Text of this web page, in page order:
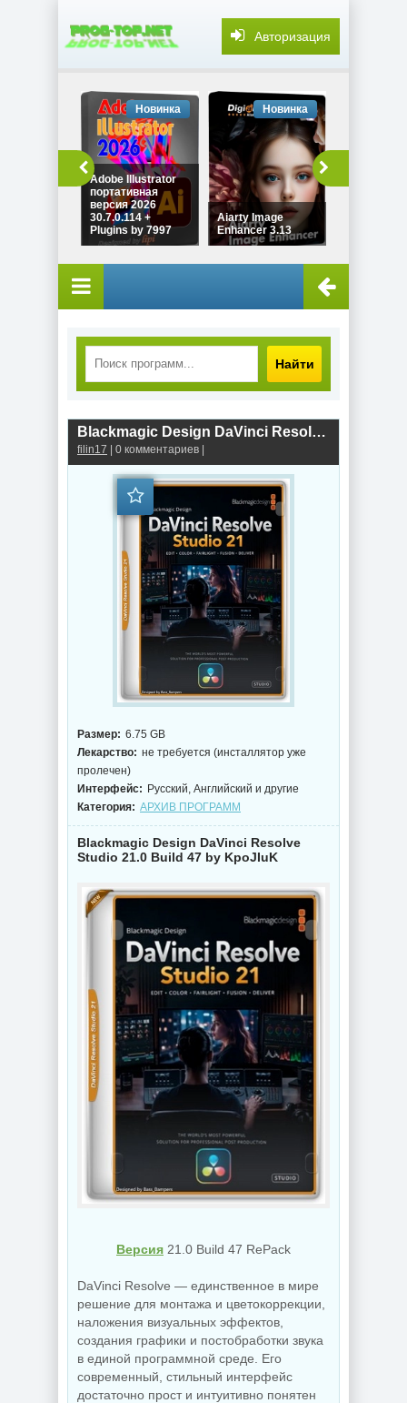
Авторизация
Adobe Illustrator
портативная
версия 2026
30.7.0.114 +
Plugins by 7997
Новинка
Aiarty Image
Enhancer 3.13
Новинка
Найти
Blackmagic Design DaVinci Resolve Studio 21.0 Build 47 by KpoJIuK
filin17 | 0 комментариев |
Размер: 6.75 GB
Лекарство: не требуется (инсталлятор уже
пролечен)
Интерфейс: Русский, Английский и другие
Категория: АРХИВ ПРОГРАММ
Blackmagic Design DaVinci Resolve
Studio 21.0 Build 47 by KpoJIuK
Версия 21.0 Build 47 RePack
DaVinci Resolve — единственное в мире
решение для монтажа и цветокоррекции,
наложения визуальных эффектов,
создания графики и постобработки звука
в единой программной среде. Его
современный, стильный интерфейс
достаточно прост и интуитивно понятен